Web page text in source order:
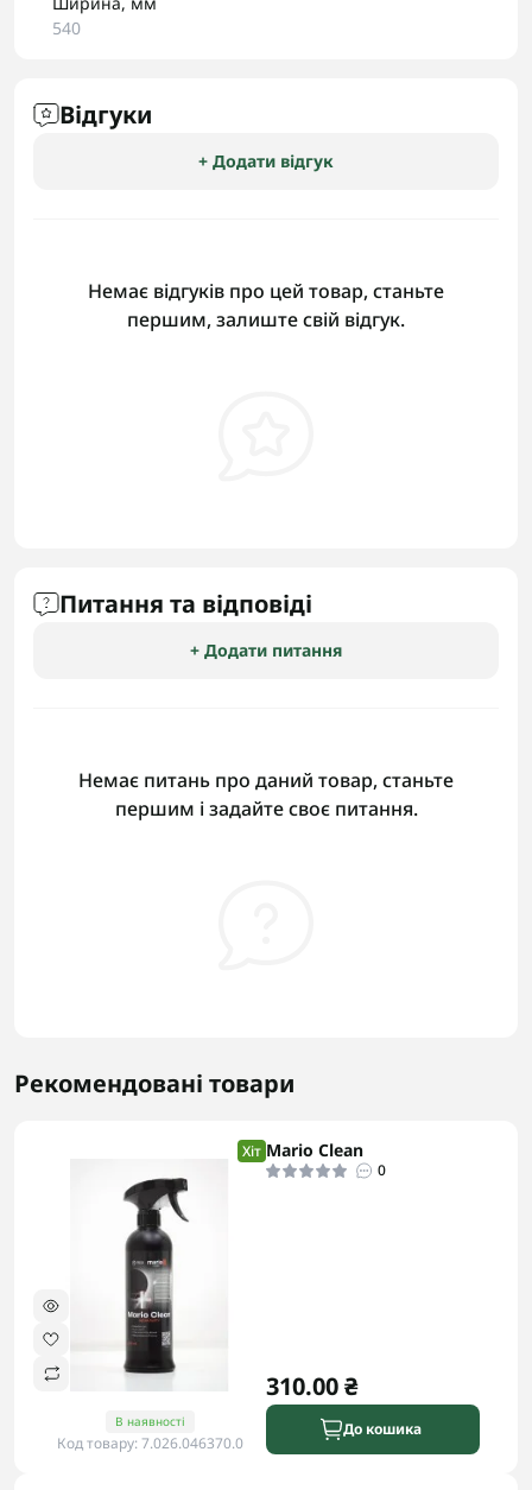
540
Відгуки
+ Додати відгук
Немає відгуків про цей товар, станьте
першим, залиште свій відгук.
Питання та відповіді
+ Додати питання
Немає питань про даний товар, станьте
першим і задайте своє питання.
Рекомендовані товари
Хіт
В наявності
Код товару: 7.026.046370.0
Mario Clean
0
310.00 ₴
До кошика